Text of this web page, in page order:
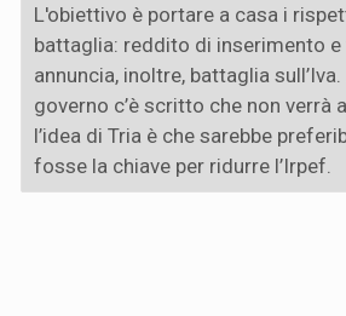
L'obiettivo è portare a casa i
battaglia: reddito di inserimento e
annuncia, inoltre, battaglia
governo c’è scritto che non verrà
l’idea di Tria è che sarebbe
fosse la chiave per ridurre l’Irpef.